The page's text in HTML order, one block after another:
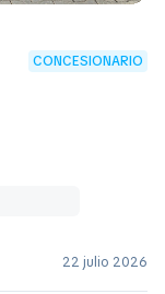
CONCESIONARIO
22 julio 2026